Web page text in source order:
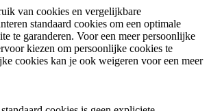
van cookies en vergelijkbare
standaard cookies om een optimale
te garanderen. Voor een meer persoonlijke
kiezen om persoonlijke cookies te
cookies kan je ook weigeren voor een meer